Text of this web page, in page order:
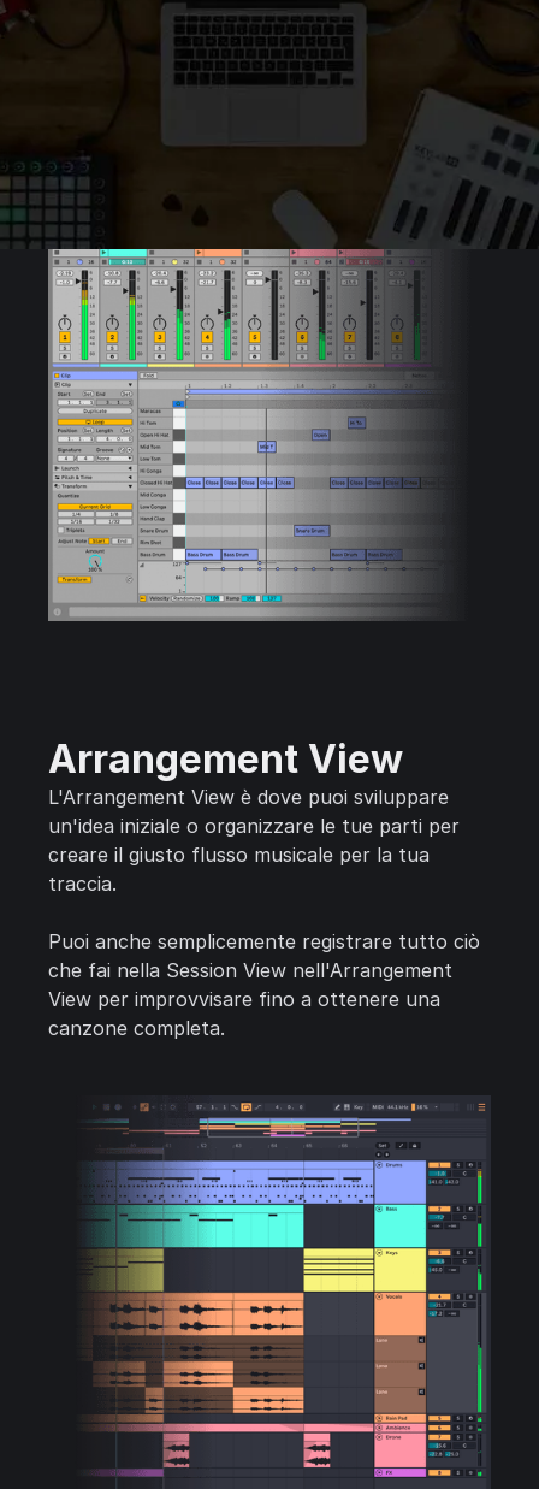
Puoi creare musica in Live in due modi diversi.
La Session View di Live ti permette di mixare e
abbinare liberamente idee musicali senza
pensare a dove inizia o finisce la tua canzone.
Arrangement View
L'Arrangement View è dove puoi sviluppare
un'idea iniziale o organizzare le tue parti per
creare il giusto flusso musicale per la tua
traccia.
Puoi anche semplicemente registrare tutto ciò
che fai nella Session View nell'Arrangement
View per improvvisare fino a ottenere una
canzone completa.